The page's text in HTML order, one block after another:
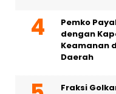
Pemko
dengan
Keamanan
Daerah
Fraksi